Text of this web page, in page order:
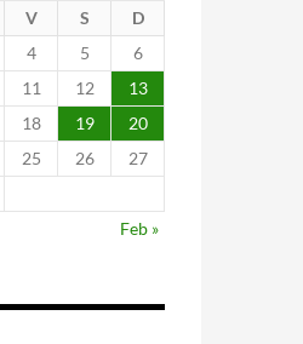
V S
D
4 5
6
11 12
13
18 19
20
25 26
27
Feb »